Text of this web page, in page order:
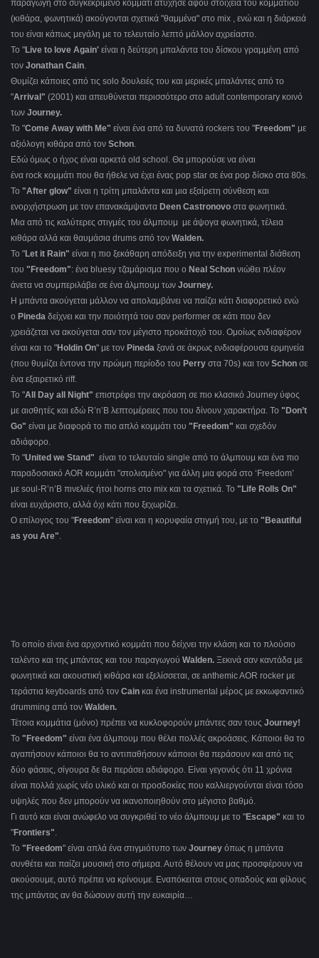
παραγωγή στο συγκεκριμένο κομμάτι ατύχησε αφού στοιχεία του κομματιού
(κιθάρα, φωνητικά) ακούγονται σχετικά "θαμμένα" στο mix , ενώ και η διάρκειά
του είναι κάπως μεγάλη με το τελευταίο λεπτό μάλλον αχρείαστο.
Το "Live to love Again' είναι η δεύτερη μπαλάντα του δίσκου γραμμένη από
τον Jonathan Cain.
Θυμίζει κάποιες από τις solo δουλειές του και μερικές μπαλάντες από το
"Arrival" (2001) και απευθύνεται περισσότερο στο adult contemporary κοινό
των Journey.
Το "Come Away with Me" είναι ένα από τα δυνατά rockers του "Freedom" με
αξιόλογη κιθάρα από τον Schon.
Eδώ όμως ο ήχος είναι αρκετά old school. Θα μπορούσε να είναι
ένα rock κομμάτι που θα ήθελε να έχει ένας pop star σε ένα pop δίσκο στα 80s.
Το "After glow" είναι η τρίτη μπαλάντα και μια εξαίρετη σύνθεση και
ενορχήστρωση με τον επανακάμψαντα Deen Castronovo στα φωνητικά.
Μια από τις καλύτερες στιγμές του άλμπουμ με άψογα φωνητικά, τέλεια
κιθάρα αλλά και θαυμάσια drums από τον Walden.
Το "Let it Rain" είναι η πιο ξεκάθαρη απόδειξη για την experimental διάθεση
του "Freedom": ένα bluesy τζαμάρισμα που ο Neal Schon νιώθει πλέον
άνετα να συμπεριλάβει σε ένα άλμπουμ των Journey.
Η μπάντα ακούγεται μάλλον να απολαμβάνει να παίζει κάτι διαφορετικό ενώ
ο Pineda δείχνει και την ποιότητά του σαν performer σε κάτι που δεν
χρειάζεται να ακούγεται σαν τον μέγιστο προκάτοχό του. Ομοίως ενδιαφέρον
είναι και το "Holdin On" με τον Pineda ξανά σε άκρως ενδιαφέρουσα ερμηνεία
(που θυμίζει έντονα την πρώιμη περίοδο του Perry στα 70s) και τον Schon σε
ένα εξαιρετικό riff.
Το "Αll Day all Night" επιστρέφει την ακρόαση σε πιο κλασικό Journey ύφος
με αισθητές και εδώ R’n’B λεπτομέρειες που του δίνουν χαρακτήρα. Το "Don’t
Go" είναι με διαφορά το πιο απλό κομμάτι του "Freedom" και σχεδόν
αδιάφορο.
Το "United we Stand" είναι το τελευταίο single από το άλμπουμ και ένα πιο
παραδοσιακό AOR κομμάτι "στολισμένο" για άλλη μια φορά στο ‘Freedom’
με soul-R’n’B πινελιές ήτοι horns στο mix και τα σχετικά. Το "Life Rolls On"
είναι ευχάριστο, αλλά όχι κάτι που ξεχωρίζει.
Ο επίλογος του "Freedom" είναι και η κορυφαία στιγμή του, με το "Beautiful
as you Are".
Το οποίο είναι ένα αρχοντικό κομμάτι που δείχνει την κλάση και το πλούσιο
ταλέντο και της μπάντας και του παραγωγού Walden. Ξεκινά σαν καντάδα με
φωνητικά και ακουστική κιθάρα και εξελίσσεται, σε anthemic AOR rocker με
τεράστια keyboards από τον Cain και ένα instrumental μέρος με εκκωφαντικό
drumming από τον Walden.
Τέτοια κομμάτια (μόνο) πρέπει να κυκλοφορούν μπάντες σαν τους Journey!
Το " Freedom" είναι ένα άλμπουμ που θέλει πολλές ακροάσεις. Κάποιοι θα το
αγαπήσουν κάποιοι θα το αντιπαθήσουν κάποιοι θα περάσουν και από τις
δύο φάσεις, σίγουρα δε θα περάσει αδιάφορο. Είναι γεγονός ότι 11 χρόνια
είναι πολλά χωρίς νέο υλικό και οι προσδοκίες που καλλιεργούνται είναι τόσο
υψηλές που δεν μπορούν να ικανοποιηθούν στο μέγιστο βαθμό.
Γι αυτό και είναι ανώφελο να συγκριθεί το νέο άλμπουμ με το "Escape" και το
"Frontiers".
Το "Freedom" είναι απλά ένα στιγμιότυπο των Journey όπως η μπάντα
συνθέτει και παίζει μουσική στο σήμερα. Αυτό θέλουν να μας προσφέρουν να
ακούσουμε, αυτό πρέπει να κρίνουμε. Εναπόκειται στους οπαδούς και φίλους
της μπάντας αν θα δώσουν αυτή την ευκαιρία…